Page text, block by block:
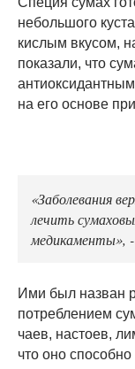
небольшого
кислым вкусом,
показали, что
на его основе
«Заболевания
лечить
медикаменты»,
Ими был назван
потреблением
чаев, настоев,
что оно